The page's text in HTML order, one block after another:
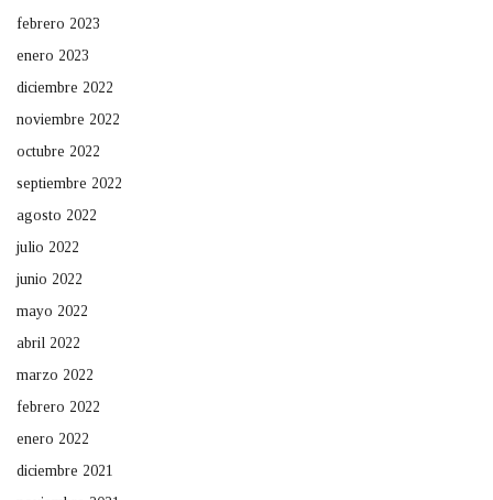
febrero 2023
enero 2023
diciembre 2022
noviembre 2022
octubre 2022
septiembre 2022
agosto 2022
julio 2022
junio 2022
mayo 2022
abril 2022
marzo 2022
febrero 2022
enero 2022
diciembre 2021